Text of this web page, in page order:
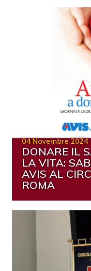
04 Novembre 2024
DONARE IL
LA VITA:
AVIS AL
ROMA